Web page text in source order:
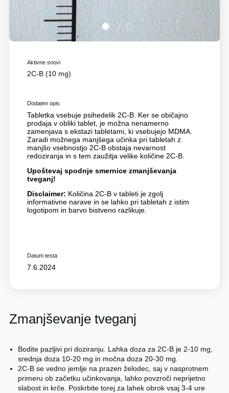
1 2 3
Aktivne snovi
2C-B (10 mg)
Dodaten opis
Tabletka vsebuje psihedelik 2C-B. Ker se običajno
prodaja v obliki tablet, je možna nenamerno
zamenjava s ekstazi tabletami, ki vsebujejo MDMA.
Zaradi možnega manjšega učinka pri tabletah z
manjšo vsebnostjo 2C-B obstaja nevarnost
redoziranja in s tem zaužitja velike količine 2C-B.
Upoštevaj spodnje smernice zmanjševanja
tveganj!
Disclaimer: Količina 2C-B v tableti je zgolj
informativne narave in se lahko pri tabletah z istim
logotipom in barvo bistveno razlikuje.
Datum testa
7.6.2024
Zmanjševanje tveganj
Bodite pazljivi pri doziranju. Lahka doza za 2C-B je 2-10 mg,
srednja doza 10-20 mg in močna doza 20-30 mg.
2C-B se vedno jemlje na prazen želodec, saj v nasprotnem
primeru ob začetku učinkovanja, lahko povzroči neprijetno
slabost in krče. Poskrbite torej za lahek obrok vsaj 3-4 ure